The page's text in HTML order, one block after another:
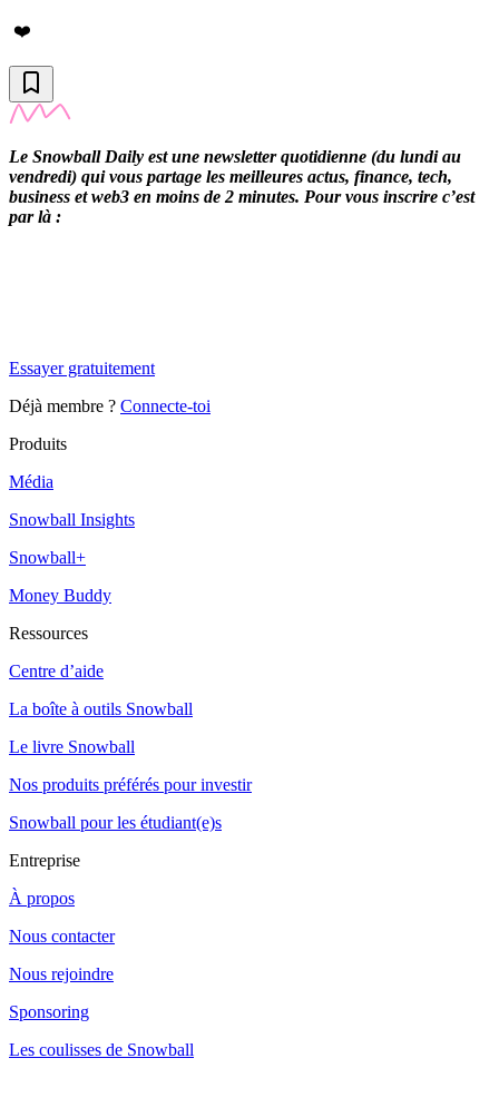
❤️
Le Snowball Daily est une newsletter quotidienne (du lundi au
vendredi) qui vous partage les meilleures actus, finance, tech,
business et web3 en moins de 2 minutes. Pour vous inscrire c’est
par là :
Essayer gratuitement
Déjà membre ? Connecte-toi
Produits
Média
Snowball Insights
Snowball+
Money Buddy
Ressources
Centre d’aide
La boîte à outils Snowball
Le livre Snowball
Nos produits préférés pour investir
Snowball pour les étudiant(e)s
Entreprise
À propos
Nous contacter
Nous rejoindre
Sponsoring
Les coulisses de Snowball